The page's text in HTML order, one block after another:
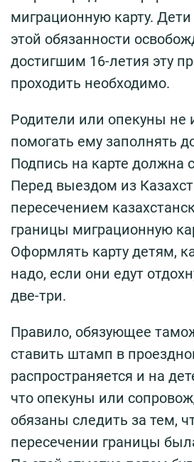
миграционную карту. Дети
этой обязанности
достигшим 16-летия эту
проходить необходимо.
Родители или опекуны не
помогать ему заполнять
Подпись на карте должна
Перед выездом из
пересечением
границы миграционную
Оформлять карту детям,
надо, если они едут
две-три.
Правило, обязующее
ставить штамп в
распространяется и на
что опекуны или
обязаны следить за тем,
пересечении границы